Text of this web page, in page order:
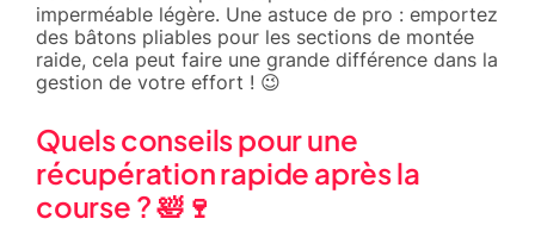
imperméable légère. Une astuce de pro : emportez
des bâtons pliables pour les sections de montée
raide, cela peut faire une grande différence dans la
gestion de votre effort ! 😉
Quels conseils pour une
récupération rapide après la
course ? 🛀🍷